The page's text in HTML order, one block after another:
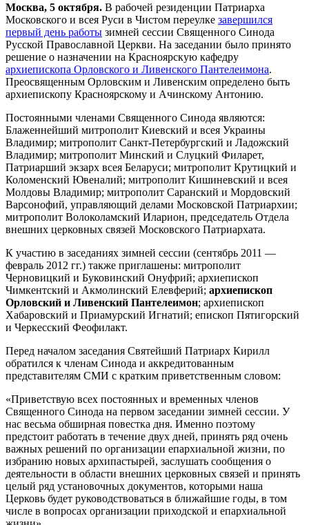
Москва, 5 октября. В рабочей резиденции Патриарха
Московского и всея Руси в Чистом переулке завершился
первый день работы зимней сессии Священного Синода
Русской Православной Церкви. На заседании было принято
решение о назначении на Красноярскую кафедру
архиепископа Орловского и Ливенского Пантелеимона.
Преосвященным Орловским и Ливенским определено быть
архиепископу Красноярскому и Ачинскому Антонию.
Постоянными членами Священного Синода являются:
Блаженнейший митрополит Киевский и всея Украины
Владимир; митрополит Санкт-Петербургский и Ладожский
Владимир; митрополит Минский и Слуцкий Филарет,
Патриарший экзарх всея Беларуси; митрополит Крутицкий и
Коломенский Ювеналий; митрополит Кишиневский и всея
Молдовы Владимир; митрополит Саранский и Мордовский
Варсонофий, управляющий делами Московской Патриархии;
митрополит Волоколамский Иларион, председатель Отдела
внешних церковных связей Московского Патриархата.
К участию в заседаниях зимней сессии (сентябрь 2011 —
февраль 2012 гг.) также приглашены: митрополит
Черновицкий и Буковинский Онуфрий; архиепископ
Чимкентский и Акмолинский Елевферий; архиепископ
Орловский и Ливенский Пантелеимон; архиепископ
Хабаровский и Приамурский Игнатий; епископ Пятигорский
и Черкесский Феофилакт.
Перед началом заседания Святейший Патриарх Кирилл
обратился к членам Синода и аккредитованным
представителям СМИ с кратким приветственным словом:
«Приветствую всех постоянных и временных членов
Священного Синода на первом заседании зимней сессии. У
нас весьма обширная повестка дня. Именно поэтому
предстоит работать в течение двух дней, принять ряд очень
важных решений по организации епархиальной жизни, по
избранию новых архипастырей, заслушать сообщения о
деятельности в области внешних церковных связей и принять
целый ряд установочных документов, которыми наша
Церковь будет руководствоваться в ближайшие годы, в том
числе в вопросах организации приходской и епархиальной